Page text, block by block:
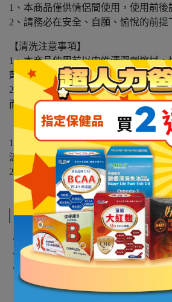
1、本商品僅供情侶間使用，使用前後
2、請務必在安全、自願、愉悅的前提
【清洗注意事項】
1、本商品使用前以中性清潔劑擦拭
劑擦拭
2、擦拭時切勿直接沖洗開關或電源之
而無法使用
【收納注意事項】
1、本商品請收納於陰涼之處所，避
溫、潮濕之處所
2、用後請擦拭後再進行收納
規格說明
．商品名稱：日本對子哈特 TH 功夫
．商品尺寸(MM)：如圖
．主材材質：TPE